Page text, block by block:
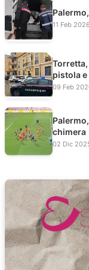
11 Feb 2026
pistola
09 Feb
chimera
02 Dic